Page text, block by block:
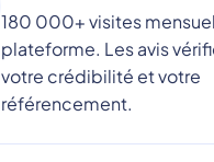
180 000+ visites
plateforme. Les avis
votre crédibilité et votre
référencement.